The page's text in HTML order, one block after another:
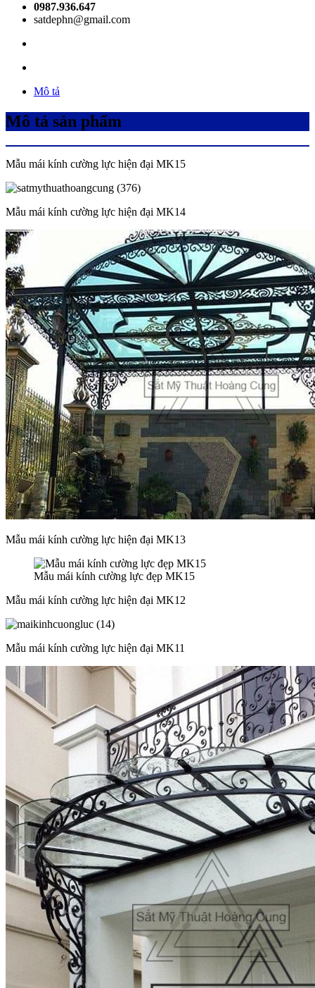
0987.936.647
satdephn@gmail.com
Mô tả
Mô tả sản phẩm
Mẫu mái kính cường lực hiện đại MK15
Mẫu mái kính cường lực hiện đại MK14
Mẫu mái kính cường lực hiện đại MK13
Mẫu mái kính cường lực đẹp MK15
Mẫu mái kính cường lực hiện đại MK12
Mẫu mái kính cường lực hiện đại MK11